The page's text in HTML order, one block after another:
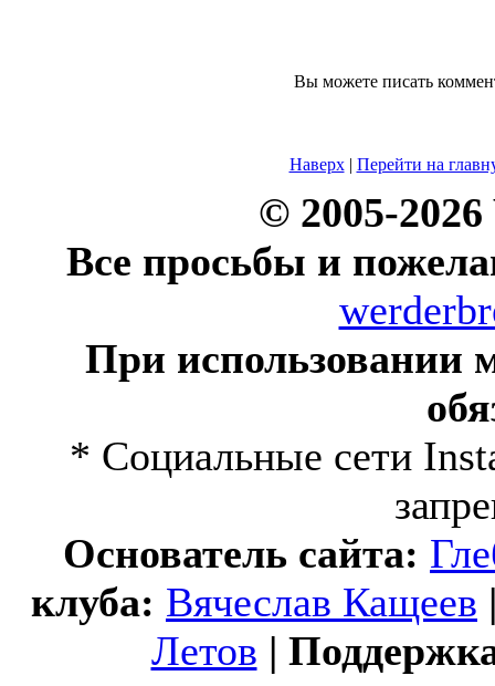
Вы можете писать
Наверх| Перейти на
© 2005-
Все просьбы и
При использовании
* Социальные сети
Основатель сайта:
клуба: Вячеслав Кащеев
Летов |